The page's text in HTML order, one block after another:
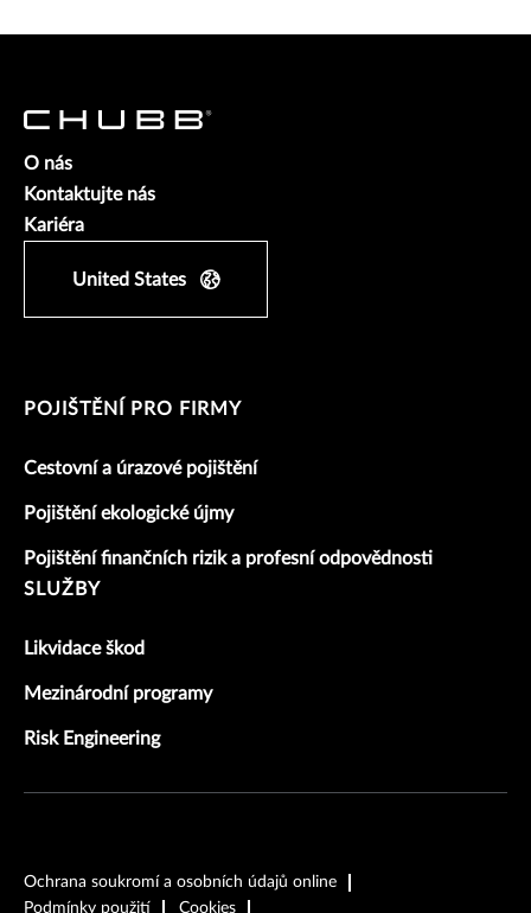
O nás
Kontaktujte nás
Kariéra
United States
POJIŠTĚNÍ PRO FIRMY
Cestovní a úrazové pojištění
Pojištění ekologické újmy
Pojištění finančních rizik a profesní odpovědnosti
SLUŽBY
Likvidace škod
Mezinárodní programy
Risk Engineering
Ochrana soukromí a osobních údajů online
Podmínky použití
Cookies